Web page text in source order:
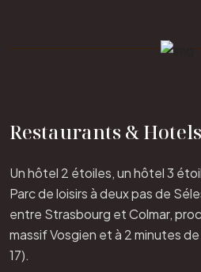
Restaurants &
Un hôtel 2 étoiles, un hôtel 3
Parc de loisirs à deux pas de
entre Strasbourg et Colmar,
massif Vosgien et à 2 minutes
17).